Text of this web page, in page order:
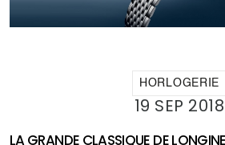
HORLOGERIE
19 SEP 2018
LA GRANDE CLASSIQUE DE